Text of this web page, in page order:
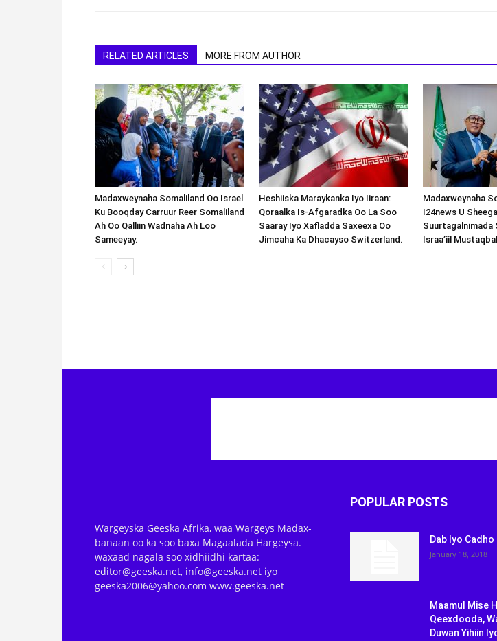
RELATED ARTICLES MORE FROM AUTHOR
Madaxweynaha Somaliland Oo Israel
Ku Booqday Carruur Reer Somaliland
Ah Oo Qalliin Wadnaha Ah Loo
Sameeyay.
Heshiiska Maraykanka Iyo Iiraan:
Qoraalka Is-Afgaradka Oo La Soo
Saaray Iyo Xafladda Saxeexa Oo
Jimcaha Ka Dhacayso Switzerland.
Madaxweynaha
I24news U
Suurtagalnimada
Israa’iil
Wargeyska Geeska Afrika, waa Wargeys Madax-
banaan oo ka soo baxa Magaalada Hargeysa.
waxaad nagala soo xidhiidhi kartaa:
editor@geeska.net, info@geeska.net iyo
geeska2006@yahoo.com www.geeska.net
POPULAR POSTS
Dab Iyo Cadho
January 18, 2018
Maamul Mise
Qeexdooda,
Duwan Yihiin